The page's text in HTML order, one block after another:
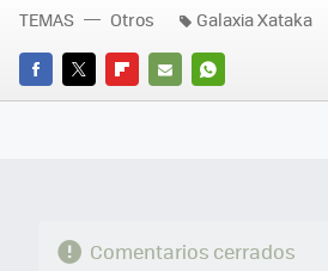
FACEBOOK
TWITTERFLIPBOARD
E-
WHATSAPP
TEMAS Otros Galaxia Xataka
Comentarios cerrados